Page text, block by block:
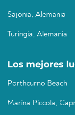
Sajonia, Alemania
Turingia, Alemania
Los mejores
Porthcurno Beach
Marina Piccola,